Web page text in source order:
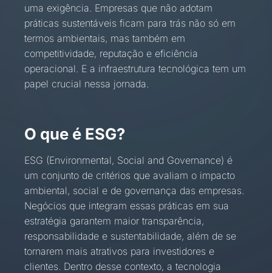
uma exigência. Empresas que não adotam
práticas sustentáveis ficam para trás não só em
termos ambientais, mas também em
competitividade, reputação e eficiência
operacional. E a infraestrutura tecnológica tem um
papel crucial nessa jornada.
O que é ESG?
ESG (Environmental, Social and Governance) é
um conjunto de critérios que avaliam o impacto
ambiental, social e de governança das empresas.
Negócios que integram essas práticas em sua
estratégia garantem maior transparência,
responsabilidade e sustentabilidade, além de se
tornarem mais atrativos para investidores e
clientes. Dentro desse contexto, a tecnologia